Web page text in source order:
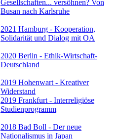
Gesellschaften... versöhnen? Von
Busan nach Karlsruhe
2021 Hamburg - Kooperation,
Solidarität und Dialog mit OA
2020 Berlin - Ethik-Wirtschaft-
Deutschland
2019 Hohenwart - Kreativer
Widerstand
2019 Frankfurt - Interreligiöse
Studienprogramm
2018 Bad Boll - Der neue
Nationalismus in Japan